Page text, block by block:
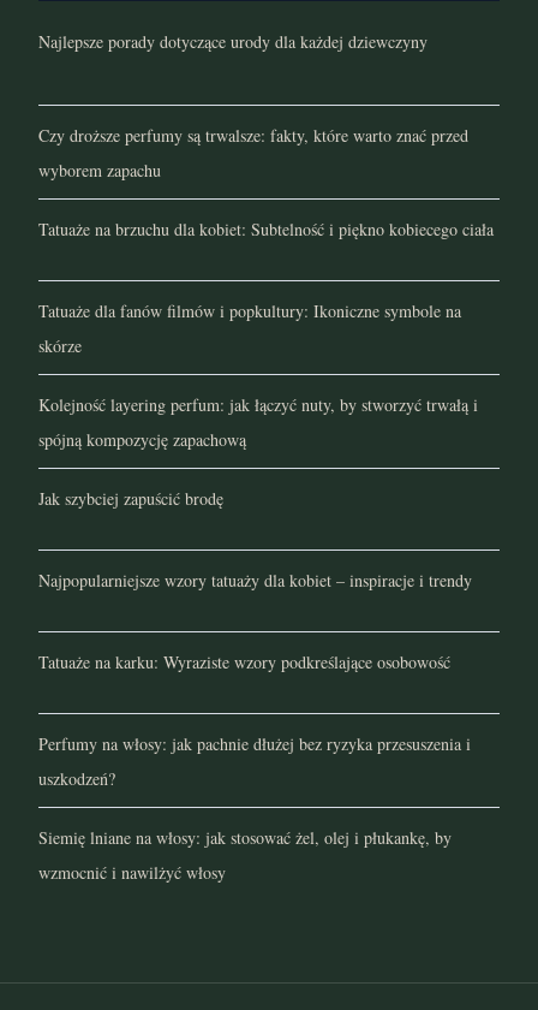
styczeń 2022
grudzień 2021
listopad 2021
październik 2021
wrzesień 2021
czerwiec 2021
maj 2021
styczeń 2021
listopad 2020
Najlepsze porady dotyczące urody dla każdej dziewczyny
Czy droższe perfumy są trwalsze: fakty, które warto znać przed
wyborem zapachu
Tatuaże na brzuchu dla kobiet: Subtelność i piękno kobiecego ciała
Tatuaże dla fanów filmów i popkultury: Ikoniczne symbole na
skórze
Kolejność layering perfum: jak łączyć nuty, by stworzyć trwałą i
spójną kompozycję zapachową
Jak szybciej zapuścić brodę
Najpopularniejsze wzory tatuaży dla kobiet – inspiracje i trendy
Tatuaże na karku: Wyraziste wzory podkreślające osobowość
Perfumy na włosy: jak pachnie dłużej bez ryzyka przesuszenia i
uszkodzeń?
Siemię lniane na włosy: jak stosować żel, olej i płukankę, by
wzmocnić i nawilżyć włosy